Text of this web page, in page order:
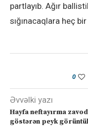
partlayıb. Ağır
sığınacaqlara heç
0
Əvvəlki yazı
Hayfa neftayırma
göstərən peyk